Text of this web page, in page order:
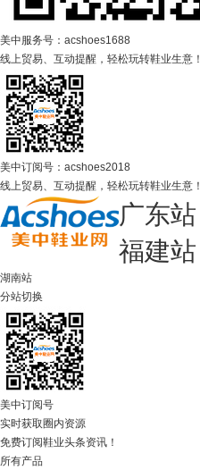
美中服务号：acshoes1688
线上贸易、互动提醒，轻松玩转鞋业生意！
美中订阅号：acshoes2018
线上贸易、互动提醒，轻松玩转鞋业生意！
广东站
福建站
湖南站
分站切换
美中订阅号
实时获取圈内资源
免费订阅鞋业头条资讯！
所有产品